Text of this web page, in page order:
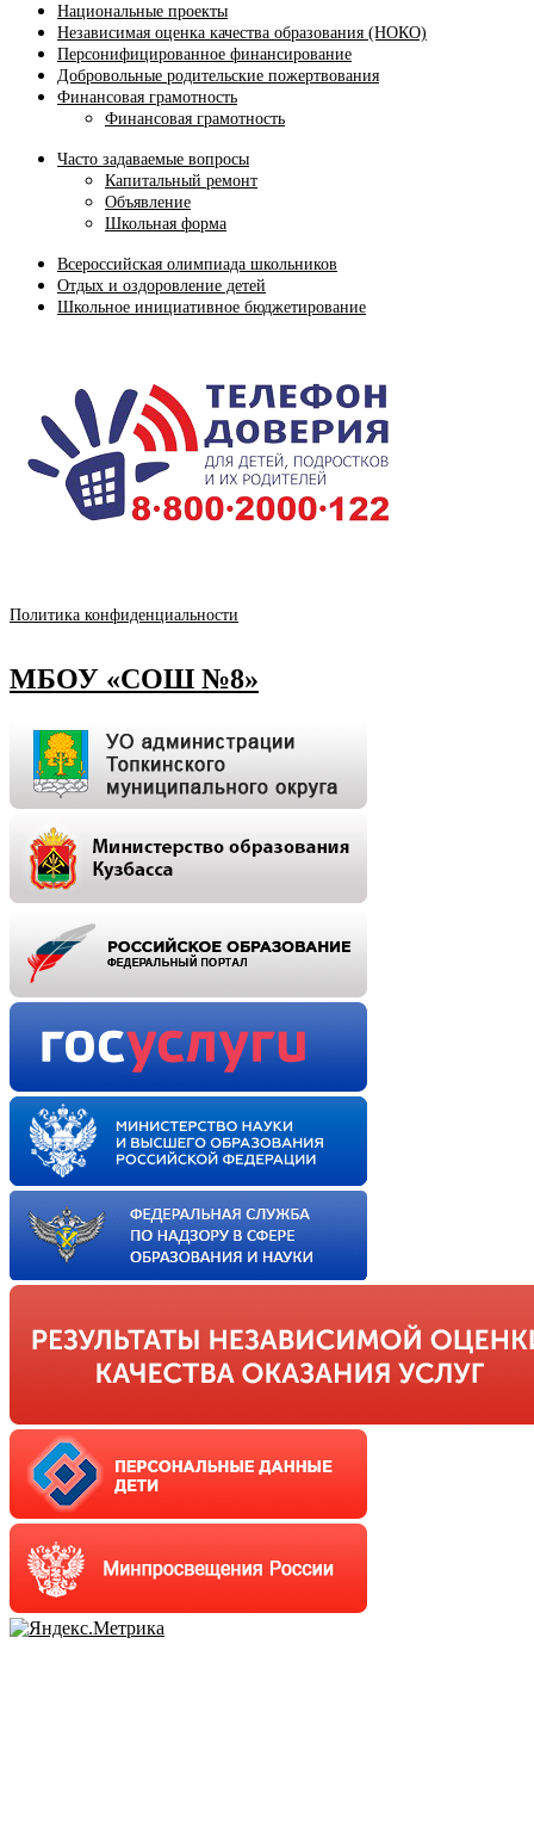
Национальные проекты
Независимая оценка качества образования (НОКО)
Персонифицированное финансирование
Добровольные родительские пожертвования
Финансовая грамотность
Финансовая грамотность
Часто задаваемые вопросы
Капитальный ремонт
Объявление
Школьная форма
Всероссийская олимпиада школьников
Отдых и оздоровление детей
Школьное инициативное бюджетирование
Политика конфиденциальности
МБОУ «СОШ №8»